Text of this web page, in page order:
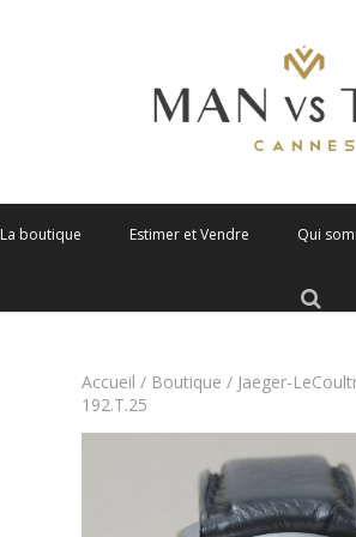
La boutique Estimer et Vendre Qui
Accueil / Boutique / Jaeger-
192.T.25